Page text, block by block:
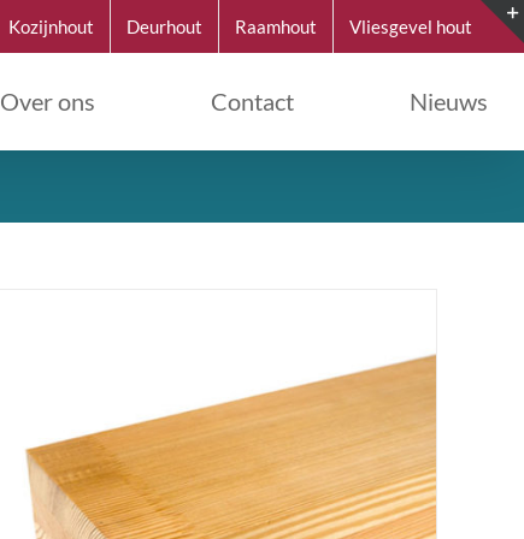
Kozijnhout Deurhout Raamhout Vliesgevel hout
Over ons Contact Nieuws
DETAILS